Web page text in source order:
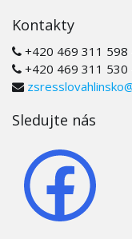
Kontakty
+420 469 311 598
+420 469 311 530
Sledujte nás